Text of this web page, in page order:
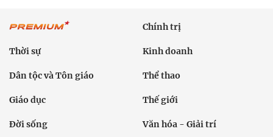
Chính trị
Thời sự Kinh doanh
Dân tộc và Tôn giáo Thể thao
Giáo dục Thế giới
Đời sống Văn hóa - Giải trí